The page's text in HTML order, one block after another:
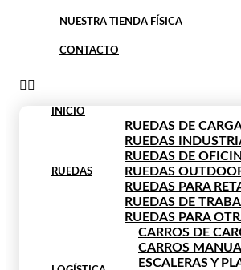
NUESTRA TIENDA FÍSICA
CONTACTO
INICIO
RUEDAS
RUEDAS DE
RUEDAS
RUEDAS DE
RUEDAS
RUEDAS PARA
RUEDAS DE
RUEDAS PARA
CARROS DE
CARROS
ESCALERAS Y